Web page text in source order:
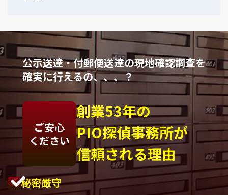
公示送達・付郵便送達の現地確認調査を
確実に行えるの、、、？
ご安心
ください
創業53年の
PIO探偵事務所が
信頼される理由
秘密厳守